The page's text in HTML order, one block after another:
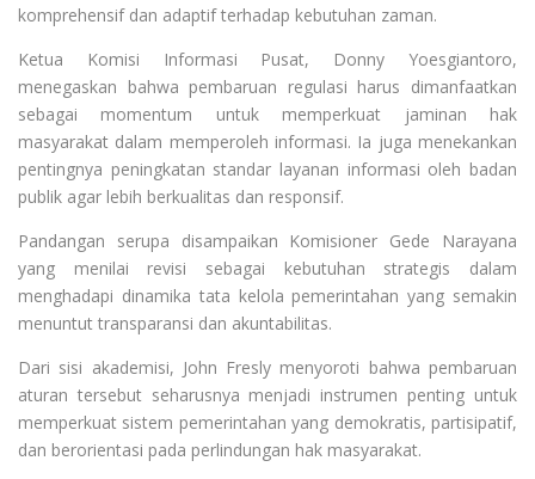
komprehensif dan adaptif terhadap kebutuhan zaman.
Ketua Komisi Informasi Pusat, Donny Yoesgiantoro,
menegaskan bahwa pembaruan regulasi harus dimanfaatkan
sebagai momentum untuk memperkuat jaminan hak
masyarakat dalam memperoleh informasi. Ia juga menekankan
pentingnya peningkatan standar layanan informasi oleh badan
publik agar lebih berkualitas dan responsif.
Pandangan serupa disampaikan Komisioner Gede Narayana
yang menilai revisi sebagai kebutuhan strategis dalam
menghadapi dinamika tata kelola pemerintahan yang semakin
menuntut transparansi dan akuntabilitas.
Dari sisi akademisi, John Fresly menyoroti bahwa pembaruan
aturan tersebut seharusnya menjadi instrumen penting untuk
memperkuat sistem pemerintahan yang demokratis, partisipatif,
dan berorientasi pada perlindungan hak masyarakat.